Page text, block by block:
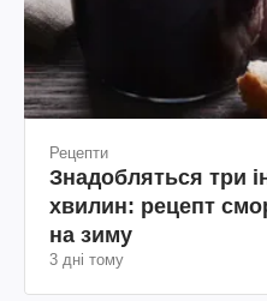
Рецепти
Знадобляться три
хвилин: рецепт
на зиму
3 дні тому